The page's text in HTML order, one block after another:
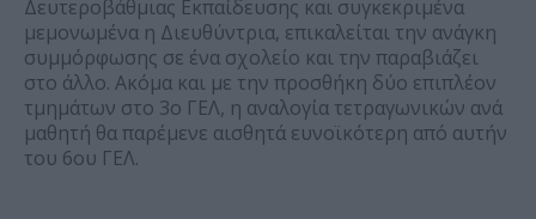
Δευτεροβάθμιας Εκπαίδευσης και συγκεκριμένα
μεμονωμένα η Διευθύντρια, επικαλείται την ανάγκη
συμμόρφωσης σε ένα σχολείο και την παραβιάζει
στο άλλο. Ακόμα και με την προσθήκη δύο επιπλέον
τμημάτων στο 3ο ΓΕΛ, η αναλογία τετραγωνικών ανά
μαθητή θα παρέμενε αισθητά ευνοϊκότερη από αυτήν
του 6ου ΓΕΛ.